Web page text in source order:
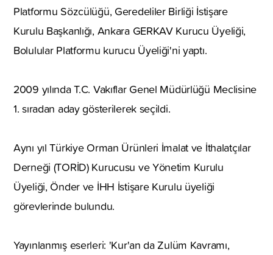
Platformu Sözcülüğü, Geredeliler Birliği İstişare
Kurulu Başkanlığı, Ankara GERKAV Kurucu Üyeliği,
Bolulular Platformu kurucu Üyeliği'ni yaptı.
2009 yılında T.C. Vakıflar Genel Müdürlüğü Meclisine
1. sıradan aday gösterilerek seçildi.
Aynı yıl Türkiye Orman Ürünleri İmalat ve İthalatçılar
Derneği (TORİD) Kurucusu ve Yönetim Kurulu
Üyeliği, Önder ve İHH İstişare Kurulu üyeliği
görevlerinde bulundu.
Yayınlanmış eserleri: 'Kur'an da Zulüm Kavramı,